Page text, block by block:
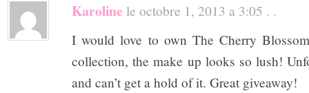
Karoline le octobre 1, 2013 a 3:05 . .
I would love to own The Cherry
collection, the make up looks so lush!
and can’t get a hold of it. Great giveaway!